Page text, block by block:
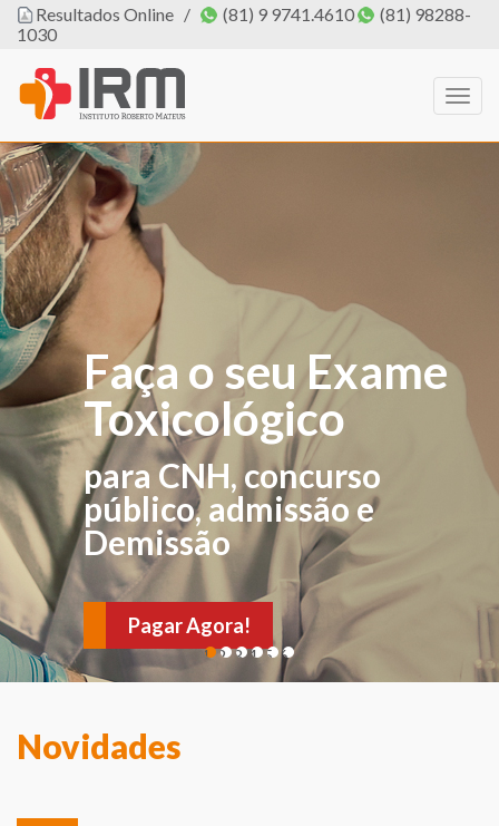
Resultados Online / (81) 9 9741.4610
(81) 98288-
1030
Faça o seu Exame
Toxicológico
para CNH, concurso
público, admissão e
Demissão
Pagar Agora!
O IRM agora tem
PROFISSIONAL
DE EDUCAÇÃO
FÍSICA
Para avaliações e
verificações de sintomas
e sinais sugestivos de
várias doenças. Agende
1 2 3 4 5 6
Novidades